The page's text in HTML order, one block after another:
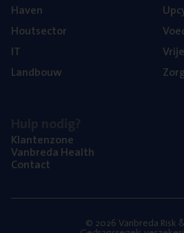
Haven
Hout­sec­tor
IT
Land­bouw
Klan­ten­zo­ne
Van­b­re­da Health
Con­tact
© 2026 Vanbreda Risk